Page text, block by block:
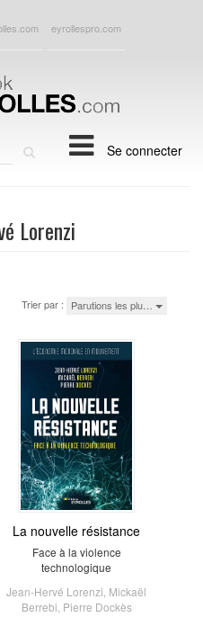
eyrollespro.com
Se connecter
Lorenzi
Trier par : Parutions les plu…
La nouvelle résistance
Face à la violence
technologique
Jean-Hervé Lorenzi Mickaël
Berrebi Pierre Dockès